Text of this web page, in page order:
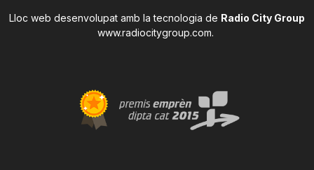
Lloc web desenvolupat amb la tecnologia de Radio City Group
www.radiocitygroup.com.